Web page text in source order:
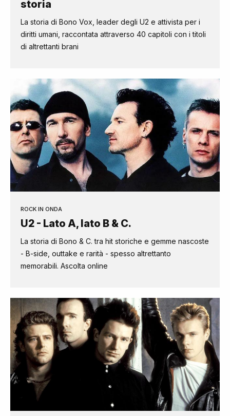
storia
La storia di Bono Vox, leader degli U2 e attivista per i
diritti umani, raccontata attraverso 40 capitoli con i titoli
di altrettanti brani
ROCK IN ONDA
U2 - Lato A, lato B & C.
La storia di Bono & C. tra hit storiche e gemme nascoste
- B-side, outtake e rarità - spesso altrettanto
memorabili. Ascolta online